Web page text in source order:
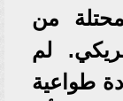
من
لم
طواعية